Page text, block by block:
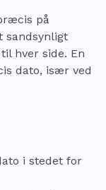
på
sandsynligt
hver side. En
dato, især ved
i stedet for